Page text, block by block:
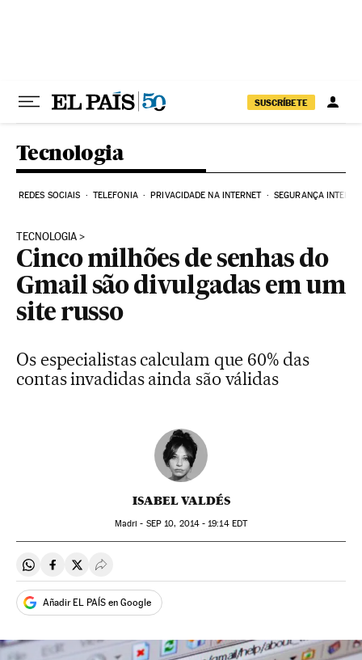
SUSCRÍBETE
Tecnologia
REDES SOCIAIS TELEFONIA PRIVACIDADE NA INTERNET SEGURANÇA
TECNOLOGIA
Cinco milhões de senhas do
Gmail são divulgadas em um
site russo
Os especialistas calculam que 60% das
contas invadidas ainda são válidas
ISABEL VALDÉS
Madri - SEP 10, 2014 - 19:14EDT
Compartir en Whatsapp
Compartir en Facebook
Compartir en Twitter
Desplegar Redes Sociales
Añadir EL PAÍS en Google